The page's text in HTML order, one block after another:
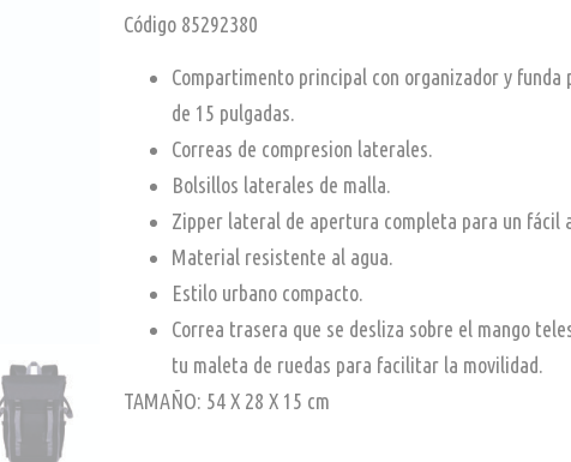
Código 85292380
Compartimento principal con organizador y
de 15 pulgadas.
Correas de compresion laterales.
Bolsillos laterales de malla.
Zipper lateral de apertura completa para un fácil
Material resistente al agua.
Estilo urbano compacto.
Correa trasera que se desliza sobre el mango
tu maleta de ruedas para facilitar la movilidad.
TAMAÑO: 54 X 28 X 15 cm